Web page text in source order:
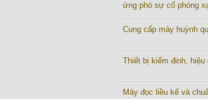
ứng phó sự cố phóng
Cung cấp máy huỳnh
Thiết bị kiểm định, hiệu
Máy đọc liều kế và